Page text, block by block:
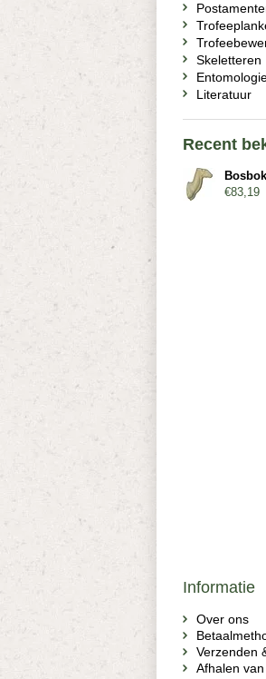
Skeletteren
Literatuur
Recent
€83,19
Informatie
Over ons
Verzenden
Afhalen